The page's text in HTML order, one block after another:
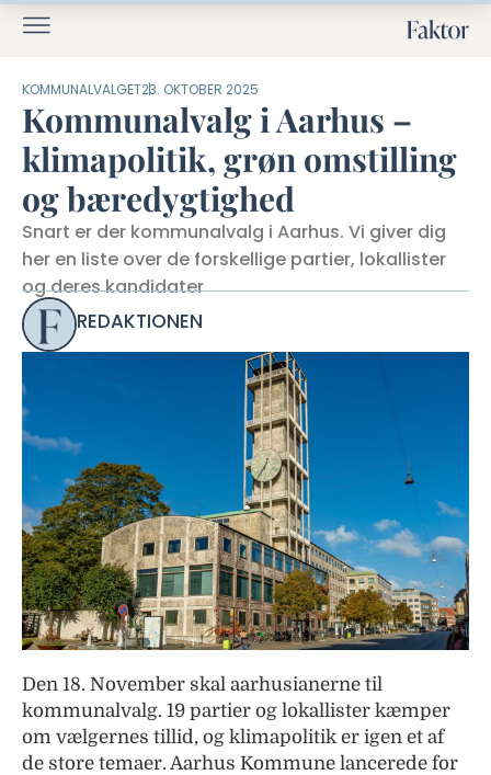
KOMMUNALVALGET23. OKTOBER 2025
Kommunalvalg i Aarhus –
klimapolitik, grøn omstilling
og bæredygtighed
Snart er der kommunalvalg i Aarhus. Vi giver dig
her en liste over de forskellige partier, lokallister
og deres kandidater
REDAKTIONEN
Den 18. November skal aarhusianerne til
kommunalvalg. 19 partier og lokallister kæmper
om vælgernes tillid, og klimapolitik er igen et af
de store temaer. Aarhus Kommune lancerede for